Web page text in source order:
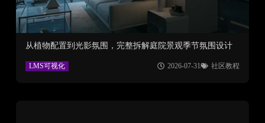
从植物配置到光影氛围，完整拆解庭院景观季节氛围设计
LMS可视化 2026-07-31 社区教程